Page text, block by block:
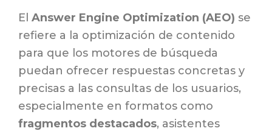
El Answer Engine Optimization (AEO) se
refiere a la optimización de contenido
para que los motores de búsqueda
puedan ofrecer respuestas concretas y
precisas a las consultas de los usuarios,
especialmente en formatos como
fragmentos destacados, asistentes